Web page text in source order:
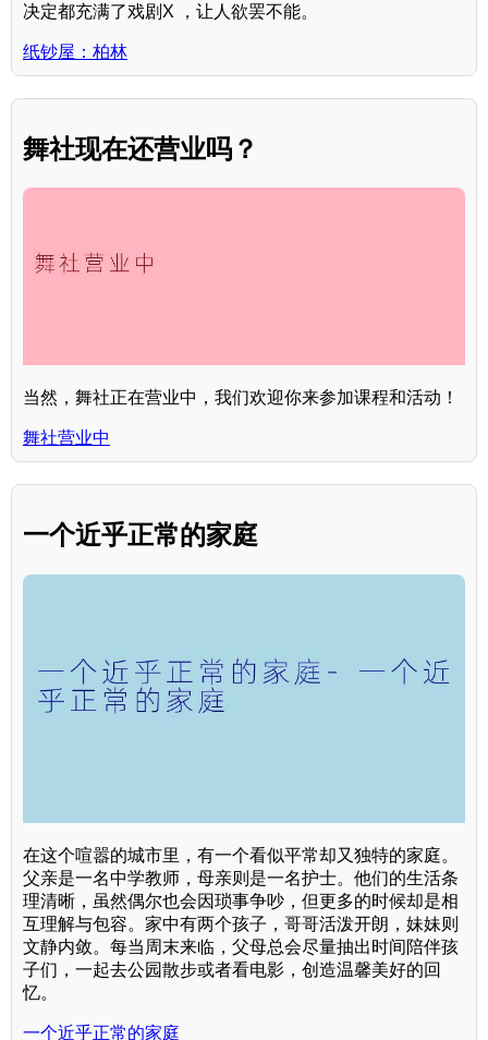
决定都充满了戏剧X ，让人欲罢不能。
纸钞屋：柏林
舞社现在还营业吗？
当然，舞社正在营业中，我们欢迎你来参加课程和活动！
舞社营业中
一个近乎正常的家庭
在这个喧嚣的城市里，有一个看似平常却又独特的家庭。
父亲是一名中学教师，母亲则是一名护士。他们的生活条
理清晰，虽然偶尔也会因琐事争吵，但更多的时候却是相
互理解与包容。家中有两个孩子，哥哥活泼开朗，妹妹则
文静内敛。每当周末来临，父母总会尽量抽出时间陪伴孩
子们，一起去公园散步或者看电影，创造温馨美好的回
忆。
一个近乎正常的家庭